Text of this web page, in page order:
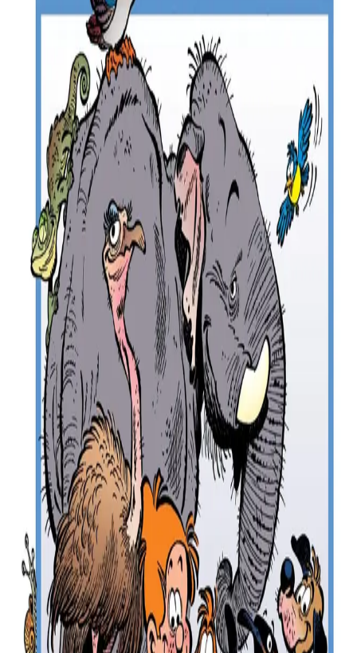
Le Peuple Breton
Boulig & Billig, Bagadig Billig, niverenn 30, lakaet e brezhoneg
gant Maurice Hamon hag embannet gant Bannoù-heol. N'eus ket
ezhomm da zisplegañ piv eo Boulig & Billig. Un drugar eo kaout
seurt bannoù-treset klasl en hor yezh. Evit ar re yaouank hag ar re a
oar chom yaouank...
Herve Lannuzel